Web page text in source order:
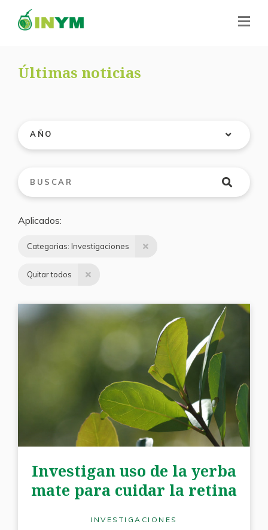
Últimas noticias
AÑO
Aplicados
Categorias: Investigaciones
Quitar todos
Investigan uso de la yerba
mate para cuidar la retina
INVESTIGACIONES